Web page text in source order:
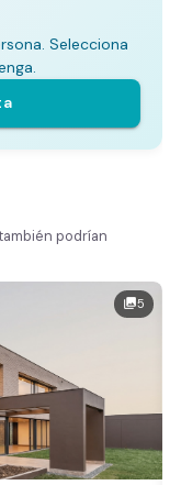
Análisis
Selecciona
podrían
photo_library5